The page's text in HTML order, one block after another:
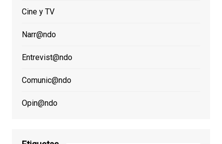
Cine y TV
Narr@ndo
Entrevist@ndo
Comunic@ndo
Opin@ndo